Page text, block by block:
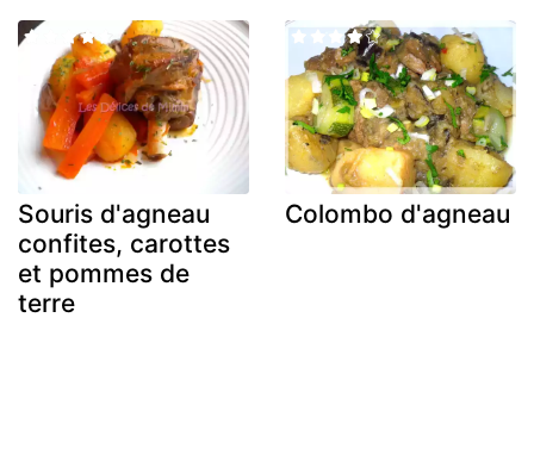
Souris d'agneau
confites, carottes
et pommes de
terre
Colombo d'agneau